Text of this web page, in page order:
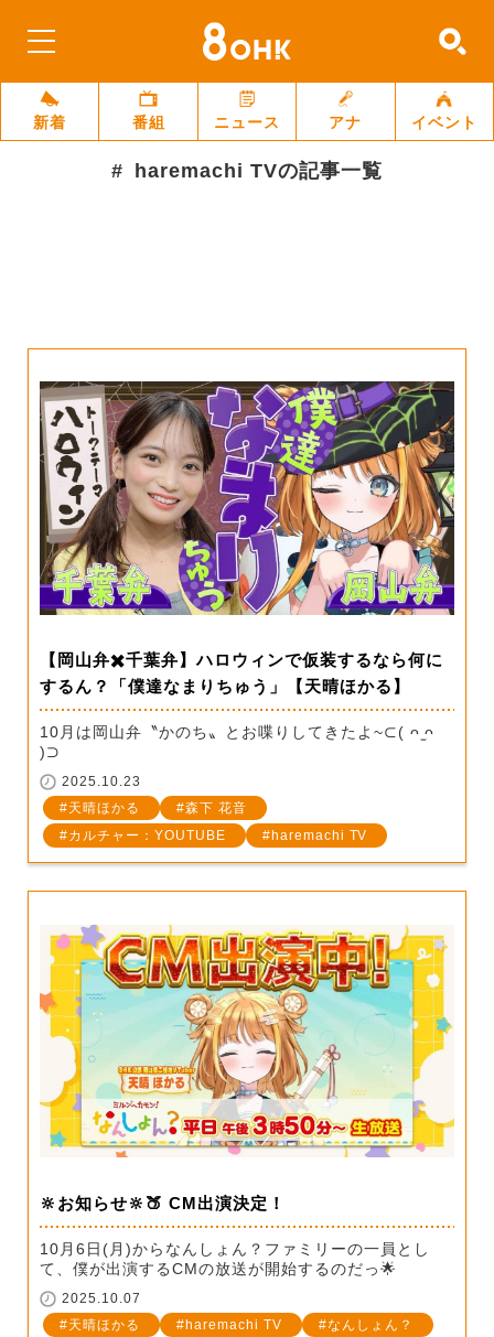
新着 番組 ニュース アナ イベント
haremachi TVの記事一覧
【岡山弁✖️千葉弁】ハロウィンで仮装するなら何に
するん？「僕達なまりちゅう」【天晴ほかる】
10月は岡山弁〝かのち〟とお喋りしてきたよ~⊂( ᴖ ̫ᴖ
)⊃
2025.10.23
天晴ほかる
森下 花音
カルチャー：YOUTUBE
haremachi TV
🔆お知らせ🔆🍑 CM出演決定！
10月6日(月)からなんしょん？ファミリーの一員とし
て、僕が出演するCMの放送が開始するのだっ🌟
2025.10.07
天晴ほかる
haremachi TV なんしょん？